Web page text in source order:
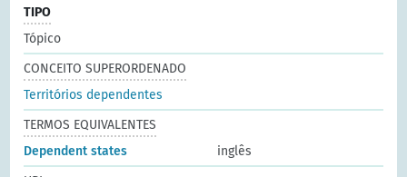
TIPO
Tópico
CONCEITO SUPERORDENADO
Territórios dependentes
TERMOS EQUIVALENTES
Dependent states
inglês